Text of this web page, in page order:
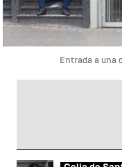
Entrada a una